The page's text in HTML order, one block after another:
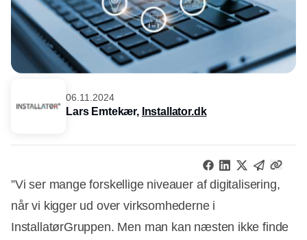
06.11.2024
Lars Emtekær, Installator.dk
”Vi ser mange forskellige niveauer af digitalisering,
når vi kigger ud over virksomhederne i
InstallatørGruppen. Men man kan næsten ikke finde